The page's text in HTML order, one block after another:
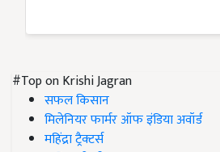
#Top on Krishi Jagran
सफल किसान
मिलेनियर फार्मर ऑफ इंडिया अवॉर्ड
महिंद्रा ट्रैक्टर्स